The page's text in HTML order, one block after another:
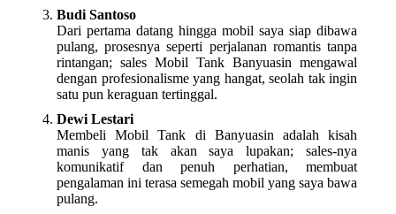
Budi Santoso
Dari pertama datang hingga mobil saya siap dibawa
pulang, prosesnya seperti perjalanan romantis tanpa
rintangan; sales Mobil Tank Banyuasin mengawal
dengan profesionalisme yang hangat, seolah tak ingin
satu pun keraguan tertinggal.
Dewi Lestari
Membeli Mobil Tank di Banyuasin adalah kisah
manis yang tak akan saya lupakan; sales-nya
komunikatif dan penuh perhatian, membuat
pengalaman ini terasa semegah mobil yang saya bawa
pulang.